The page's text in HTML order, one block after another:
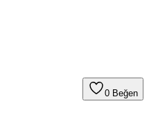
0 Beğen